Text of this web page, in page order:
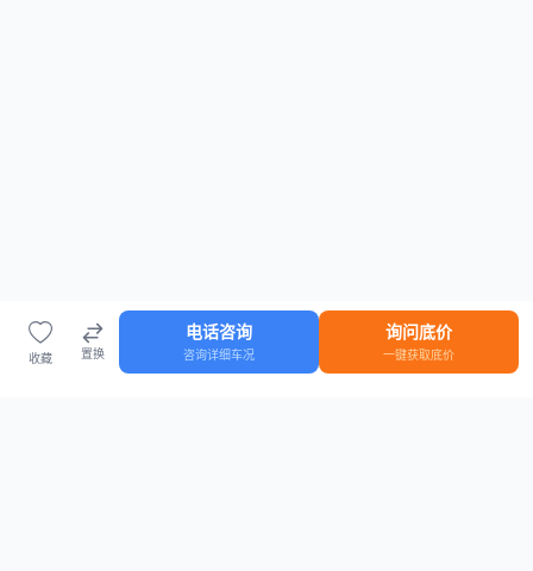
收藏 置换
电话咨询
咨询详细车况
询问底价
一键获取底价
车源 知识 登录